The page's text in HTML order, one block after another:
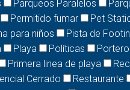
Parqueos Paralelos
Permitido fumar Pet
para niños Pista de
Playa Políticas Portero
Primera linea de playa
Cerrado Restaurante